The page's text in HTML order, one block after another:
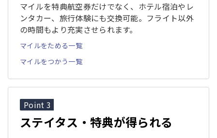
マイルを特典航空券だけでなく、ホテル宿泊やレ
ンタカー、旅行体験にも交換可能。フライト以外
の時間もより充実させられます。
マイルをためる一覧
マイルをつかう一覧
Point 3
ステイタス・特典が得られる